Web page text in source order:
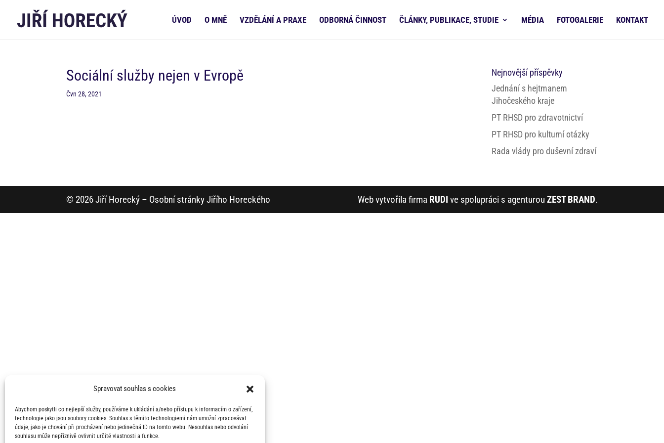
Spravovat souhlas s cookies
Abychom poskytli co nejlepší služby, používáme k ukládání a/nebo přístupu k informacím o zařízení,
technologie jako jsou soubory cookies. Souhlas s těmito technologiemi nám umožní zpracovávat
údaje, jako je chování při procházení nebo jedinečná ID na tomto webu. Nesouhlas nebo odvolání
souhlasu může nepříznivě ovlivnit určité vlastnosti a funkce.
ÚVOD O MNĚ VZDĚLÁNÍ A PRAXE ODBORNÁ ČINNOST ČLÁNKY, PUBLIKACE, STUDIE MÉDIA FOTOGALERIE KONTAKT
Sociální služby nejen v Evropě
Čvn 28, 2021
Nejnovější příspěvky
Jednání s hejtmanem
Jihočeského kraje
PT RHSD pro zdravotnictví
PT RHSD pro kulturní otázky
Rada vlády pro duševní zdraví
© 2026 Jiří Horecký – Osobní stránky Jiřího Horeckého Web vytvořila firma RUDI ve spolupráci s agenturou ZEST BRAND.